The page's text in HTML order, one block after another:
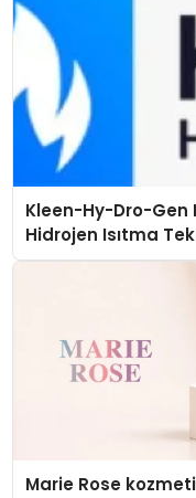
Kleen-Hy-Dro-Gen
Hidrojen Isıtma
Düzenleyici
Marie Rose